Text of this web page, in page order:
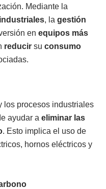
Mediante la
, lagestión
enequipos más
reducir suconsumo
los procesos industriales
ayudar aeliminar las
. Esto implica el uso de
hornos eléctricos y